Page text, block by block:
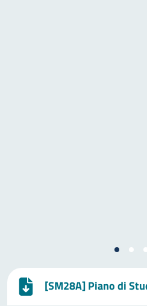
[SM28A] Piano di